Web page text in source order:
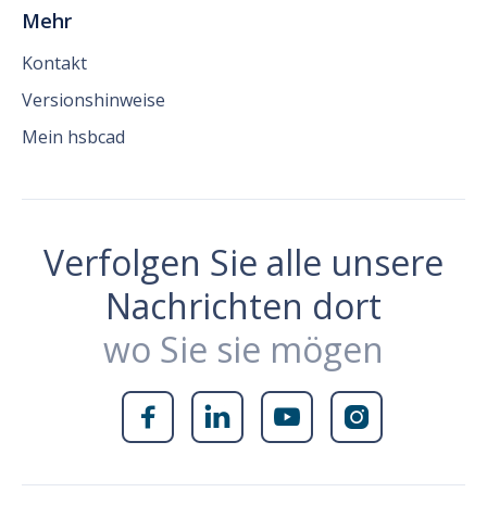
Mehr
Kontakt
Versionshinweise
Mein hsbcad
Verfolgen Sie alle unsere
Nachrichten dort
wo Sie sie mögen
   